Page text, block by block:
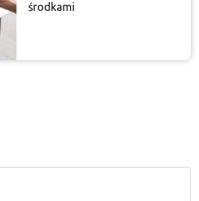
środkami